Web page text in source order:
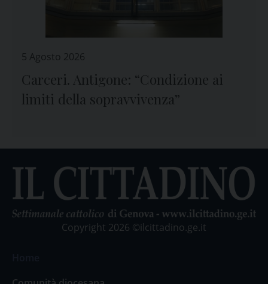
5 Agosto 2026
Carceri. Antigone: “Condizione ai
limiti della sopravvivenza”
Copyright 2026 ©ilcittadino.ge.it